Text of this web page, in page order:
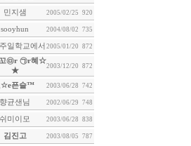
민지샘 2005/02/25 920
sooyhun 2004/08/02 735
일학교에서 2005/01/20 872
㉤r ㉠r혜☆
★
2003/12/20 872
픈슬™ 2003/06/28 742
향균샌님 2002/06/29 748
쉬미이모 2003/06/28 838
김진고 2003/08/05 787